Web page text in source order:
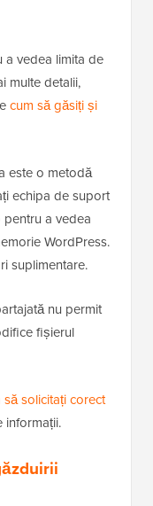
Nu este un
vedea limita de
detalii,
este o metodă
echipa de suport
a vedea
suplimentare.
nu permit